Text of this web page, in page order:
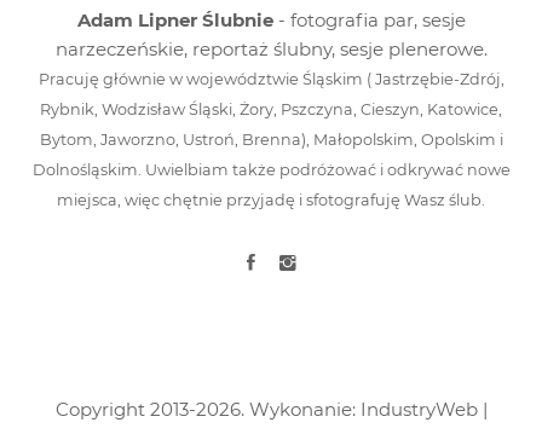
Adam Lipner Ślubnie- fotografia par, sesje
narzeczeńskie, reportaż ślubny, sesje plenerowe.
Pracuję głównie w województwie Śląskim ( Jastrzębie-Zdrój,
Rybnik, Wodzisław Śląski, Żory, Pszczyna, Cieszyn, Katowice,
Bytom, Jaworzno, Ustroń, Brenna), Małopolskim, Opolskim i
Dolnośląskim. Uwielbiam także podróżować i odkrywać nowe
miejsca, więc chętnie przyjadę i sfotografuję Wasz ślub.
Copyright 2013-2026. Wykonanie: IndustryWeb|